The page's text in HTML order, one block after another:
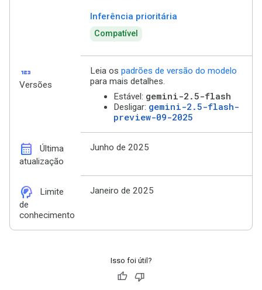
Inferência prioritária
Compatível
123
Versões
Leia os padrões de versão do modelo
para mais detalhes.
Estável: gemini-2.5-flash
Desligar: gemini-2.5-flash-
preview-09-2025
calendar_month
Última
atualização
Junho de 2025
cognition_2
Limite
de
conhecimento
Janeiro de 2025
Isso foi útil?